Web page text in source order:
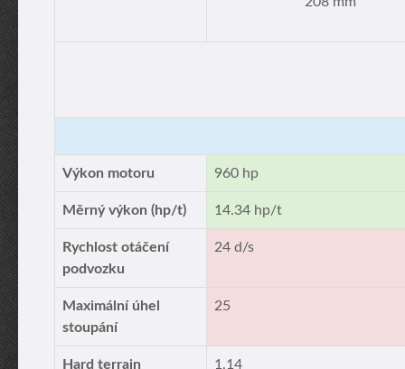
Výkon motoru 960 hp
Měrný výkon (hp/t) 14.34 hp/t
Rychlost otáčení
podvozku
24 d/s
Maximální úhel
stoupání
25
Hard terrain 1.14